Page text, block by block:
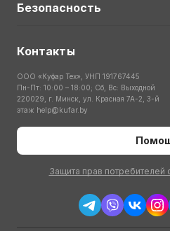
Безопасность
Контакты
ООО «Куфар Тех», УНП 191767445
Пн-Пт: 10:00 – 18:00; Сб, Вс: Выходной
220029, г. Минск, ул. Красная 7А-2, 3-й
этаж help@kufar.by
Защита прав